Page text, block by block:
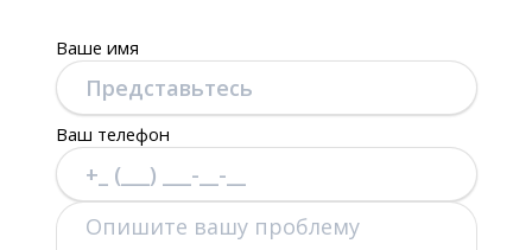
Ваше имя
Ваш телефон